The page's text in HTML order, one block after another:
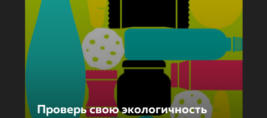
Проверь свою экологичность